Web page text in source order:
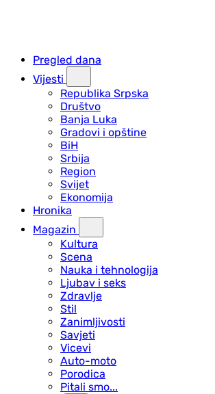
Pregled dana
Vijesti
Republika Srpska
Društvo
Banja Luka
Gradovi i opštine
BiH
Srbija
Region
Svijet
Ekonomija
Hronika
Magazin
Kultura
Scena
Nauka i tehnologija
Ljubav i seks
Zdravlje
Stil
Zanimljivosti
Savjeti
Vicevi
Auto-moto
Porodica
Pitali smo...